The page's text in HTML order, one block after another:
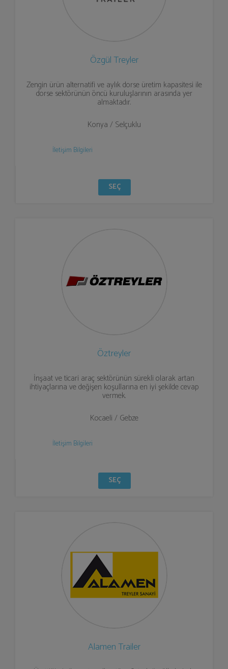
Özgül Treyler
Zengin ürün alternatifi ve aylık dorse üretim kapasitesi ile
dorse sektörünün öncü kuruluşlarının arasında yer
almaktadır.
Konya / Selçuklu
İletişim Bilgileri
SEÇ
Öztreyler
İnşaat ve ticari araç sektörünün sürekli olarak artan
ihtiyaçlarına ve değişen koşullarına en iyi şekilde cevap
vermek.
Kocaeli / Gebze
İletişim Bilgileri
SEÇ
Alamen Trailer